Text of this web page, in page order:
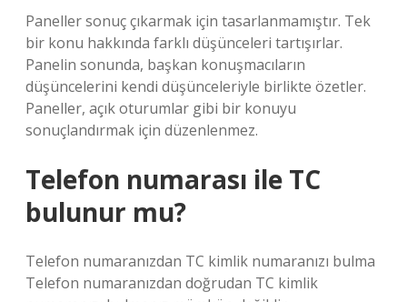
Paneller sonuç çıkarmak için tasarlanmamıştır. Tek
bir konu hakkında farklı düşünceleri tartışırlar.
Panelin sonunda, başkan konuşmacıların
düşüncelerini kendi düşünceleriyle birlikte özetler.
Paneller, açık oturumlar gibi bir konuyu
sonuçlandırmak için düzenlenmez.
Telefon numarası ile TC
bulunur mu?
Telefon numaranızdan TC kimlik numaranızı bulma
Telefon numaranızdan doğrudan TC kimlik